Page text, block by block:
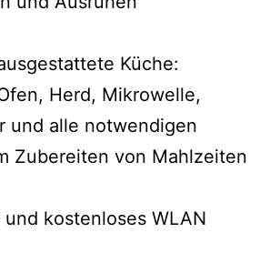
Küche:
Herd, Mikrowelle,
und alle notwendigen
Zubereiten von Mahlzeiten
und kostenloses WLAN